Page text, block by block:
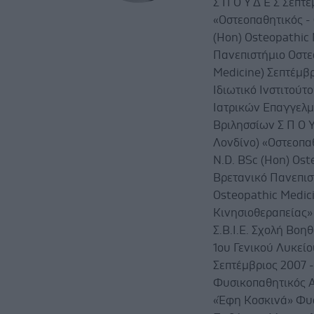
«Οστεοπαθητικός
(Hon) Osteopathic
Πανεπιστήμιο
Medicine)
Ιδιωτικό
Ιατρικών
Βριλησσίων Σ Π Ο
Λονδίνο)
N.D. BSc (Hon)
Βρετανικό
Osteopathic
Σ.Β.Ι.Ε. Σχολή
1ου Γενικού
Σεπτέμβριος 2007
Φυσικοπαθητικός
«Έφη Κοσκινά»